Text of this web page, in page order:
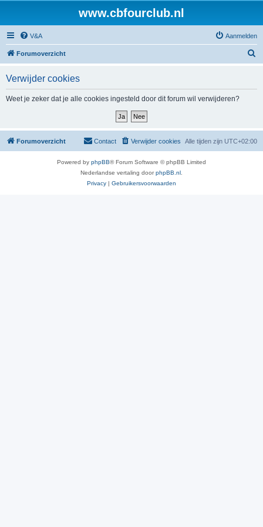
www.cbfourclub.nl
V&A Aanmelden
Forumoverzicht
Verwijder cookies
Weet je zeker dat je alle cookies ingesteld door dit forum wil verwijderen?
Forumoverzicht Alle tijden zijn UTC+02:00
Verwijder cookies
Contact
Powered by phpBB® Forum Software © phpBB Limited
Nederlandse vertaling doorphpBB.nl
Privacy | Gebruikersvoorwaarden